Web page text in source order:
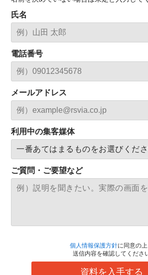
氏名
電話番号
メールアドレス
利用中の集客媒体
ご質問・ご要望など
個人情報保護方針に同意の上
送信内容を確認してくださ
資料を入手する